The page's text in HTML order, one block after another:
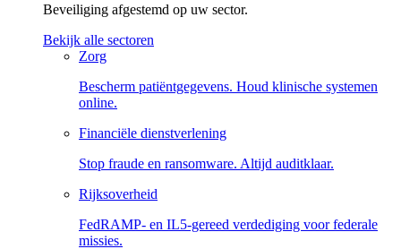
Beveiliging afgestemd op uw sector.
Bekijk alle sectoren
Zorg
Bescherm patiëntgegevens. Houd klinische systemen
online.
Financiële dienstverlening
Stop fraude en ransomware. Altijd auditklaar.
Rijksoverheid
FedRAMP- en IL5-gereed verdediging voor federale
missies.